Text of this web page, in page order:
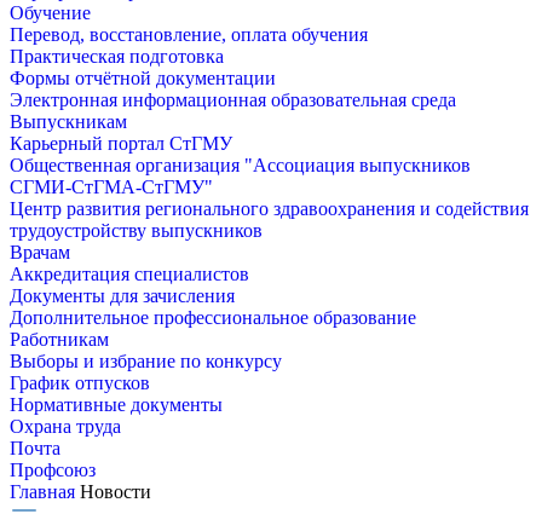
Обучение
Перевод, восстановление, оплата обучения
Практическая подготовка
Формы отчётной документации
Электронная информационная образовательная среда
Выпускникам
Карьерный портал СтГМУ
Общественная организация "Ассоциация выпускников
СГМИ-СтГМА-СтГМУ"
Центр развития регионального здравоохранения и содействия
трудоустройству выпускников
Врачам
Аккредитация специалистов
Документы для зачисления
Дополнительное профессиональное образование
Работникам
Выборы и избрание по конкурсу
График отпусков
Нормативные документы
Охрана труда
Почта
Профсоюз
Главная Новости